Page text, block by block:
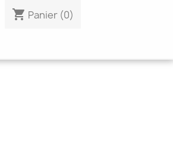
shopping_cart Panier (0)